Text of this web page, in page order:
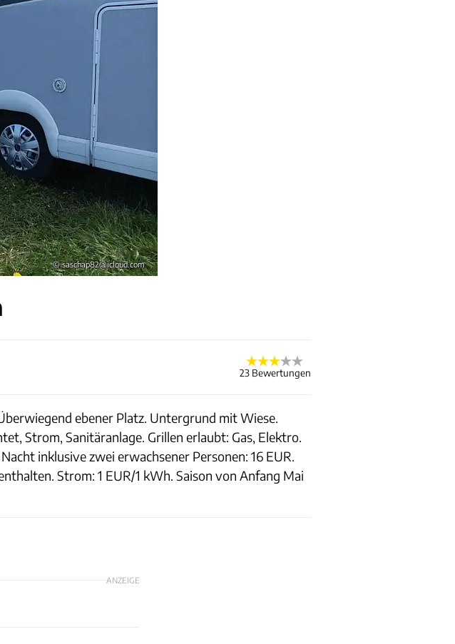
© saschap82@icloud.com
23 Bewertungen
ebener Platz. Untergrund mit Wiese.
Strom, Sanitäranlage. Grillen erlaubt: Gas, Elektro.
inklusive zwei erwachsener Personen: 16 EUR.
Strom: 1 EUR/1 kWh. Saison von Anfang Mai
ANZEIGE